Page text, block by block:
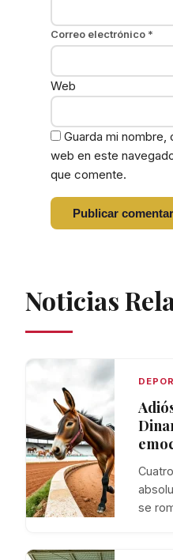
Correo electrónico *
Web
Guarda mi
web en este
que comente.
Noticias
se